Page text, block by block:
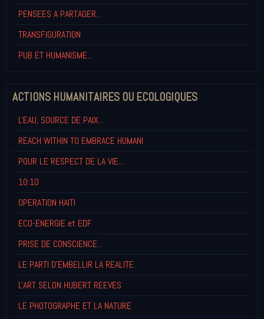
PENSEES A PARTAGER...
TRANSFIGURATION
PUB ET HUMANISME...
ACTIONS HUMANITAIRES OU ECOLOGIQUES
L'EAU, SOURCE DE PAIX...
REACH WITHIN TO EMBRACE HUMANI
POUR LE RESPECT DE LA VIE...
10:10
OPERATION HAITI
ECO-ENERGIE et EDF
PRISE DE CONSCIENCE...
LE PARTI D'EMBELLIR LA REALITE
L'ART SELON HUBERT REEVES
LE PHOTOGRAPHE ET LA NATURE